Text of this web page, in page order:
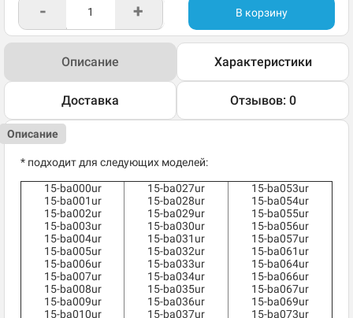
- + В корзину
Описание Характеристики
Доставка Отзывов: 0
Описание
* подходит для следующих моделей:
15-ba000ur
15-ba001ur
15-ba002ur
15-ba003ur
15-ba004ur
15-ba005ur
15-ba006ur
15-ba007ur
15-ba008ur
15-ba009ur
15-ba010ur
15-ba027ur
15-ba028ur
15-ba029ur
15-ba030ur
15-ba031ur
15-ba032ur
15-ba033ur
15-ba034ur
15-ba035ur
15-ba036ur
15-ba037ur
15-ba053ur
15-ba054ur
15-ba055ur
15-ba056ur
15-ba057ur
15-ba061ur
15-ba064ur
15-ba066ur
15-ba067ur
15-ba069ur
15-ba073ur